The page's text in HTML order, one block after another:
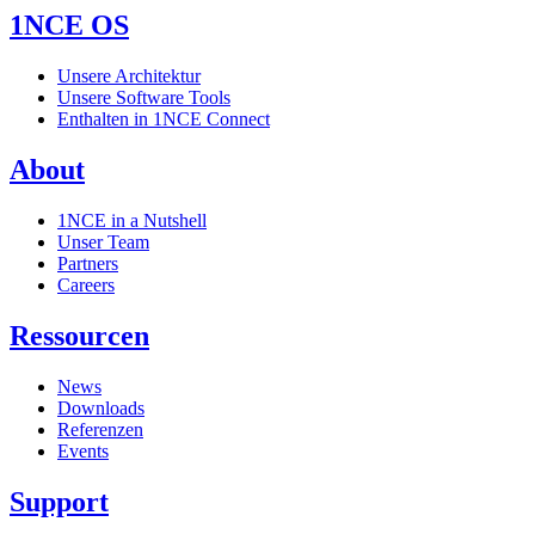
1NCE OS
Unsere Architektur
Unsere Software Tools
Enthalten in 1NCE Connect
About
1NCE in a Nutshell
Unser Team
Partners
Careers
Ressourcen
News
Downloads
Referenzen
Events
Support